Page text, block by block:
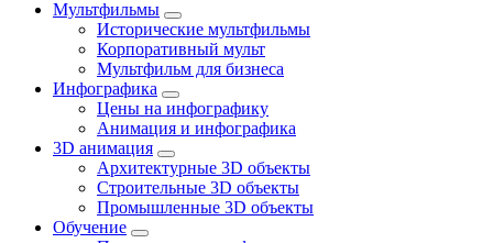
Мультфильмы
Исторические мультфильмы
Корпоративный мульт
Мультфильм для бизнеса
Инфографика
Цены на инфографику
Анимация и инфографика
3D анимация
Архитектурные 3D объекты
Строительные 3D объекты
Промышленные 3D объекты
Обучение